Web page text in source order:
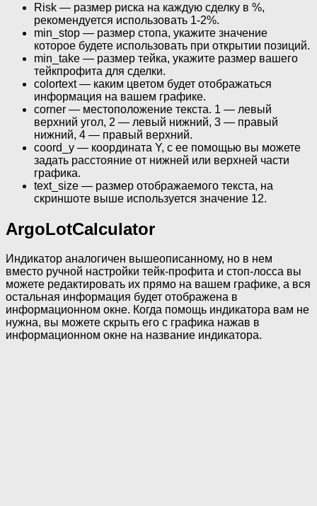
Risk — размер риска на каждую сделку в %,
рекомендуется использовать 1-2%.
min_stop — размер стопа, укажите значение
которое будете использовать при открытии позиций.
min_take — размер тейка, укажите размер вашего
тейкпрофита для сделки.
colortext — каким цветом будет отображаться
информация на вашем графике.
corner — местоположение текста. 1 — левый
верхний угол, 2 — левый нижний, 3 — правый
нижний, 4 — правый верхний.
coord_y — координата Y, с ее помощью вы можете
задать расстояние от нижней или верхней части
графика.
text_size — размер отображаемого текста, на
скриншоте выше используется значение 12.
ArgoLotCalculator
Индикатор аналогичен вышеописанному, но в нем
вместо ручной настройки тейк-профита и стоп-лосса вы
можете редактировать их прямо на вашем графике, а вся
остальная информация будет отображена в
информационном окне. Когда помощь индикатора вам не
нужна, вы можете скрыть его с графика нажав в
информационном окне на название индикатора.